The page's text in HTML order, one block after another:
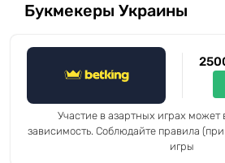
Букмекеры Украины
Участие в азартных играх может
зависимость. Соблюдайте правила
игры